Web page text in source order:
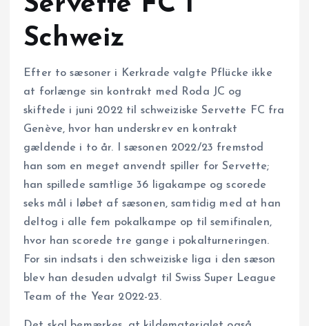
Schweiz
Efter to sæsoner i Kerkrade valgte Pflücke ikke
at forlænge sin kontrakt med Roda JC og
skiftede i juni 2022 til schweiziske Servette FC fra
Genève, hvor han underskrev en kontrakt
gældende i to år. I sæsonen 2022/23 fremstod
han som en meget anvendt spiller for Servette;
han spillede samtlige 36 ligakampe og scorede
seks mål i løbet af sæsonen, samtidig med at han
deltog i alle fem pokalkampe op til semifinalen,
hvor han scorede tre gange i pokalturneringen.
For sin indsats i den schweiziske liga i den sæson
blev han desuden udvalgt til Swiss Super League
Team of the Year 2022-23.